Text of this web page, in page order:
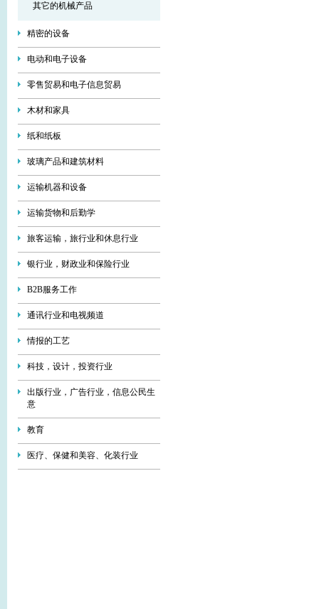
其它的机械产品
精密的设备
电动和电子设备
零售贸易和电子信息贸易
木材和家具
纸和纸板
玻璃产品和建筑材料
运输机器和设备
运输货物和后勤学
旅客运输，旅行业和休息行业
银行业，财政业和保险行业
В2В服务工作
通讯行业和电视频道
情报的工艺
科技，设计，投资行业
出版行业，广告行业，信息公民生
意
教育
医疗、保健和美容、化装行业